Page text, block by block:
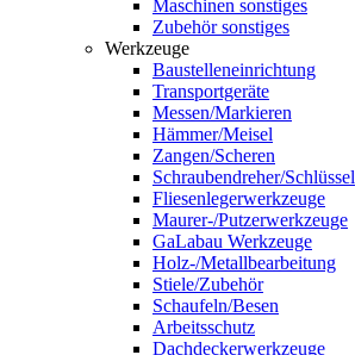
Maschinen sonstiges
Zubehör sonstiges
Werkzeuge
Baustelleneinrichtung
Transportgeräte
Messen/Markieren
Hämmer/Meisel
Zangen/Scheren
Schraubendreher/Schlüssel
Fliesenlegerwerkzeuge
Maurer-/Putzerwerkzeuge
GaLabau Werkzeuge
Holz-/Metallbearbeitung
Stiele/Zubehör
Schaufeln/Besen
Arbeitsschutz
Dachdeckerwerkzeuge